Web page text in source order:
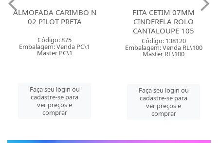
ALMOFADA CARIMBO N
02 PILOT PRETA
Código: 875
Embalagem: Venda PC\1
Master PC\1
Faça seu login ou
cadastre-se para
ver preços e
comprar
FITA CETIM 07MM
CINDERELA ROLO
CANTALOUPE 105
Código: 138120
Embalagem: Venda RL\100
Master RL\100
Faça seu login ou
cadastre-se para
ver preços e
comprar